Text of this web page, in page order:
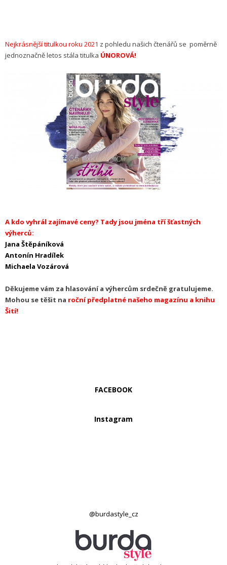
Nejkrásnější titulkou roku 2021 z pohledu našich čtenářů se poměrně
jednoznačně letos stála titulka ÚNOROVÁ!
A kdo vyhrál zajímavé ceny? Tady jsou jména tří šťastných
výherců:
Jana Štěpáníková
Antonín Hradílek
Michaela Vozárová
Děkujeme vám za hlasování a výhercům srdečně gratulujeme.
Mohou se těšit na roční předplatné našeho magazínu a knihu
Šití!
FACEBOOK
Instagram
@burdastyle_cz